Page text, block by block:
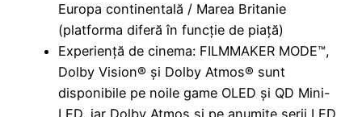
Europa continentală / Marea Britanie
(platforma diferă în funcție de piață)
Experiență de cinema: FILMMAKER MODE™,
Dolby Vision® și Dolby Atmos® sunt
disponibile pe noile game OLED și QD Mini-